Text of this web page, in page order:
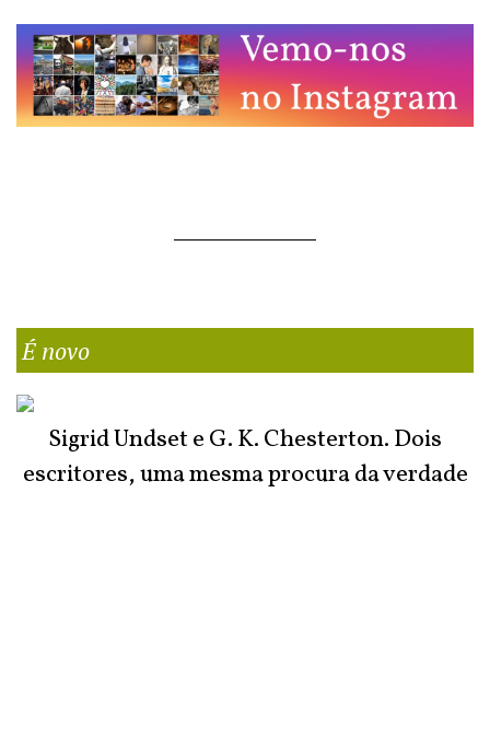
É novo
Sigrid Undset e G. K. Chesterton. Dois
escritores, uma mesma procura da verdade